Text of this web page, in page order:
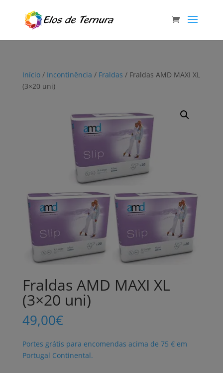
Início/ Incontinência / Fraldas / Fraldas AMD MAXI XL
(3×20 uni)
Fraldas AMD MAXI XL
(3×20 uni)
49,00€
Portes grátis para encomendas acima de 75 € em
Portugal Continental.